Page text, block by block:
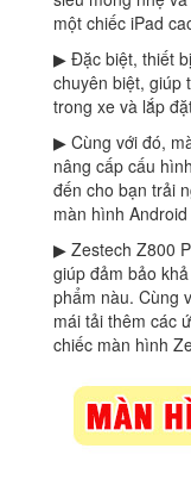
một chiếc iPad
▶ Đặc biệt, thiết
chuyên biệt, giúp
trong xe và lắp
▶ Cùng với đó,
nâng cấp cấu
đến cho bạn trải
màn hình
▶ Zestech Z800
giúp đảm bảo
phẩm nàu. Cùng
mái tải thêm các
chiếc màn hình